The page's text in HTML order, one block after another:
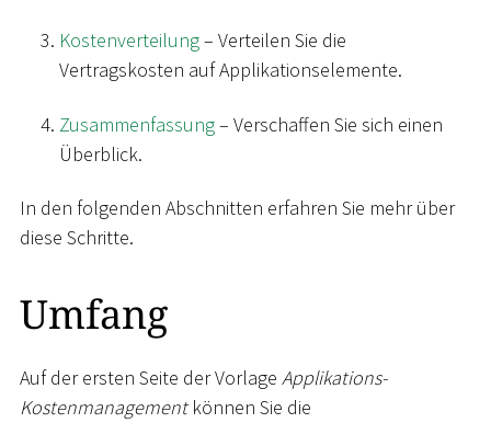
Kostenverteilung– Verteilen Sie die
Vertragskosten auf Applikationselemente.
Zusammenfassung– Verschaffen Sie sich einen
Überblick.
In den folgenden Abschnitten erfahren Sie mehr über
diese Schritte.
Umfang
Auf der ersten Seite der Vorlage Applikations-
Kostenmanagementkönnen Sie die